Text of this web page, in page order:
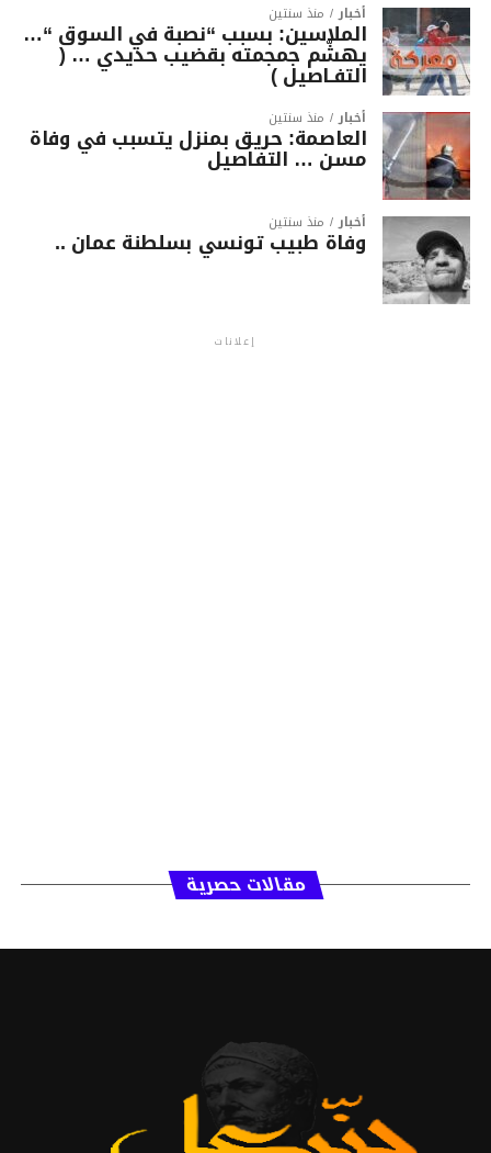
أخبار منذ سنتين
الملاسين: بسبب “نصبة في السوق “…
يهشّم جمجمته بقضيب حديدي … (
التفـاصيل )
أخبار منذ سنتين
العاصمة: حريق بمنزل يتسبب في وفاة
مسن … التفاصيل
أخبار منذ سنتين
وفاة طبيب تونسي بسلطنة عمان ..
إعلانات
مقالات حصرية